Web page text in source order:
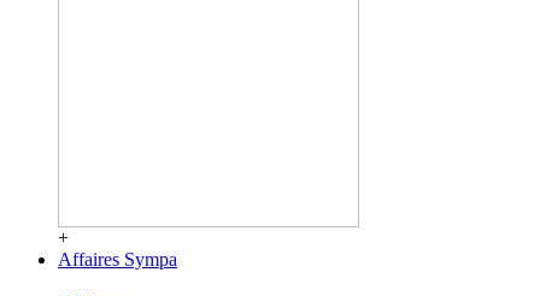
+
Affaires Sympa